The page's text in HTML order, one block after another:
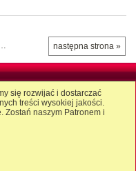
następna strona »
się rozwijać i dostarczać
treści wysokiej jakości.
Zostań naszym Patronem i